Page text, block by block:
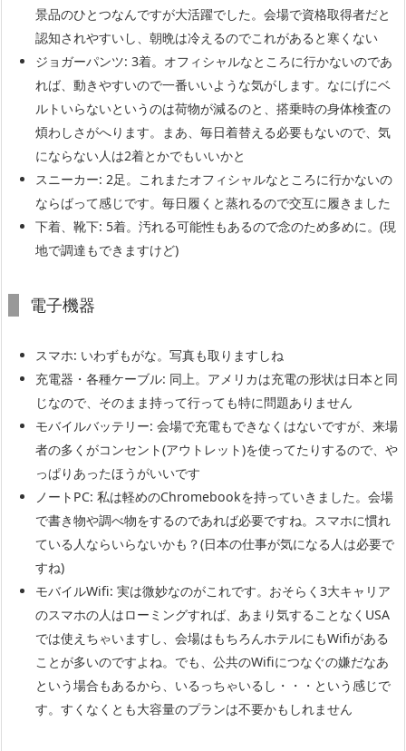
景品のひとつなんですが大活躍でした。会場で資格取得者だと
認知されやすいし、朝晩は冷えるのでこれがあると寒くない
ジョガーパンツ: 3着。オフィシャルなところに行かないのであ
れば、動きやすいので一番いいような気がします。なにげにベ
ルトいらないというのは荷物が減るのと、搭乗時の身体検査の
煩わしさがへります。まあ、毎日着替える必要もないので、気
にならない人は2着とかでもいいかと
スニーカー: 2足。これまたオフィシャルなところに行かないの
ならばって感じです。毎日履くと蒸れるので交互に履きました
下着、靴下: 5着。汚れる可能性もあるので念のため多めに。(現
地で調達もできますけど)
電子機器
スマホ: いわずもがな。写真も取りますしね
充電器・各種ケーブル: 同上。アメリカは充電の形状は日本と同
じなので、そのまま持って行っても特に問題ありません
モバイルバッテリー: 会場で充電もできなくはないですが、来場
者の多くがコンセント(アウトレット)を使ってたりするので、や
っぱりあったほうがいいです
ノートPC: 私は軽めのChromebookを持っていきました。会場
で書き物や調べ物をするのであれば必要ですね。スマホに慣れ
ている人ならいらないかも？(日本の仕事が気になる人は必要で
すね)
モバイルWifi: 実は微妙なのがこれです。おそらく3大キャリア
のスマホの人はローミングすれば、あまり気することなくUSA
では使えちゃいますし、会場はもちろんホテルにもWifiがある
ことが多いのですよね。でも、公共のWifiにつなぐの嫌だなあ
という場合もあるから、いるっちゃいるし・・・という感じで
す。すくなくとも大容量のプランは不要かもしれません